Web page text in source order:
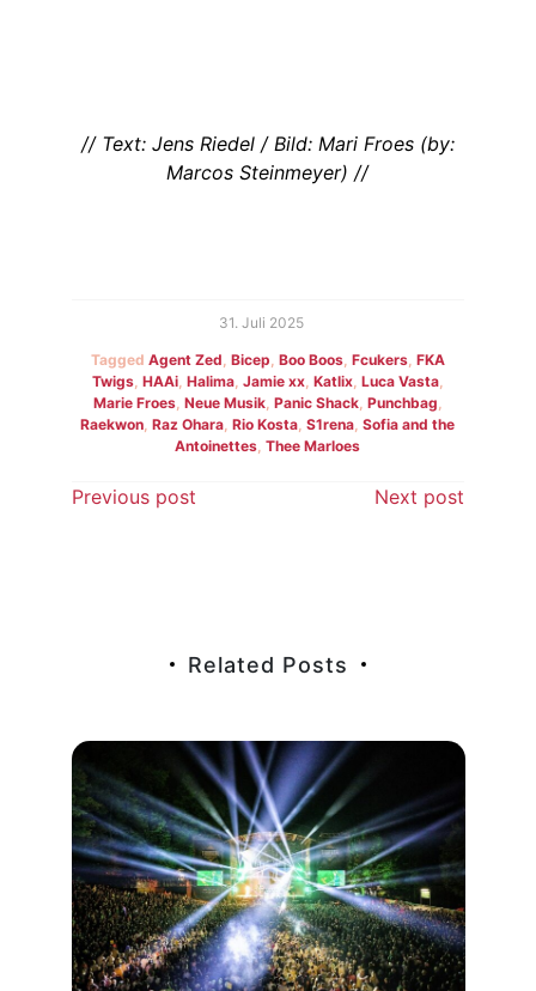
// Text: Jens Riedel / Bild: Mari Froes (by:
Marcos Steinmeyer) //
31. Juli 2025
Tagged Agent Zed Bicep Boo Boos, Fcukers, FKA
Twigs, HAAi, Halima, Jamie xx, Katlix, Luca Vasta,
Marie Froes, Neue Musik, Panic Shack, Punchbag
Raekwon ,Raz Ohara ,Rio Kosta ,S1rena ,Sofia and the
Antoinettes ,Thee Marloes
Beitragsnavigation
Previous post Next post
Related Posts